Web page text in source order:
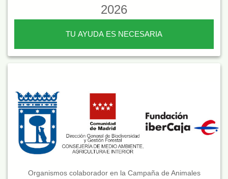
2026
TU AYUDA ES NECESARIA
Organismos colaborador en la Campaña de Animales